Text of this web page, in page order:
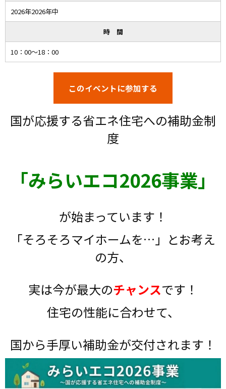
2026年2026年中
時 間
10：00～18：00
このイベントに参加する
国が応援する省エネ住宅への補助金制
度
「みらいエコ2026事業」
が始まっています！
「そろそろマイホームを…」とお考え
の方、
実は今が最大のチャンスです！
住宅の性能に合わせて、
国から手厚い補助金が交付されます！